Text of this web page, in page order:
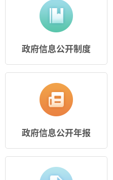
政府信息公开制度
政府信息公开年报